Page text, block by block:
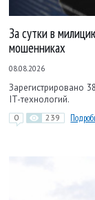
За сутки в
мошенниках
08.08.2026
Зарегистрировано
IT-технологий.
0 239